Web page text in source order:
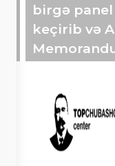
birgə
keçirib və